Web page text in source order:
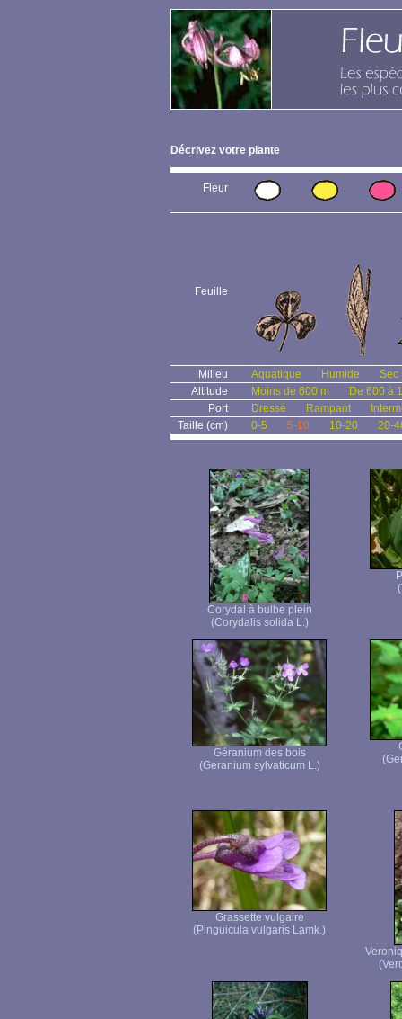
Décrivez votre plante
Fleur
Feuille
Milieu Aquatique Humide
Sec
Altitude
Moins de 600 m
De 600 à
Port
Dressé Rampant
Taille (cm)
0-5 5-10 10-20 20-
Corydal à bulbe plein
(Corydalis solida L.)
Géranium des bois
(Geranium sylvaticum L.)
Grassette vulgaire
(Pinguicula vulgaris Lamk.)